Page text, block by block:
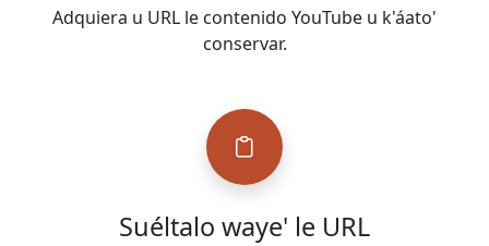
Adquiera u URL le contenido YouTube u k'áato'
conservar.
Suéltalo waye' le URL